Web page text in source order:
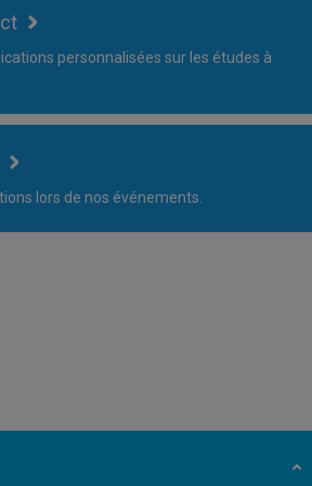
personnalisées sur les études à
lors de nos événements.